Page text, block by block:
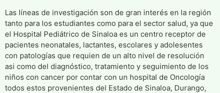
Las líneas de investigación son de gran interés en la región
tanto para los estudiantes como para el sector salud, ya que
el Hospital Pediátrico de Sinaloa es un centro receptor de
pacientes neonatales, lactantes, escolares y adolesentes
con patologías que requien de un alto nivel de resolución
asi como del diagnóstico, tratamiento y seguimiento de los
niños con cancer por contar con un hospital de Oncología
todos estos provenientes del Estado de Sinaloa, Durango,